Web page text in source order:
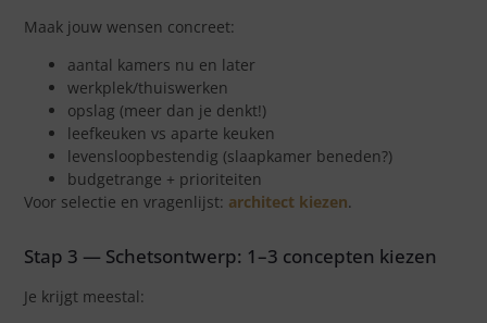
Maak jouw wensen concreet:
aantal kamers nu en later
werkplek/thuiswerken
opslag (meer dan je denkt!)
leefkeuken vs aparte keuken
levensloopbestendig (slaapkamer beneden?)
budgetrange + prioriteiten
Voor selectie en vragenlijst: architect kiezen.
Stap 3 — Schetsontwerp: 1–3 concepten kiezen
Je krijgt meestal: